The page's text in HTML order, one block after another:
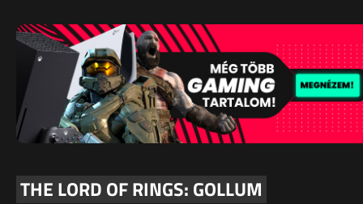
THE LORD OF RINGS: GOLLUM